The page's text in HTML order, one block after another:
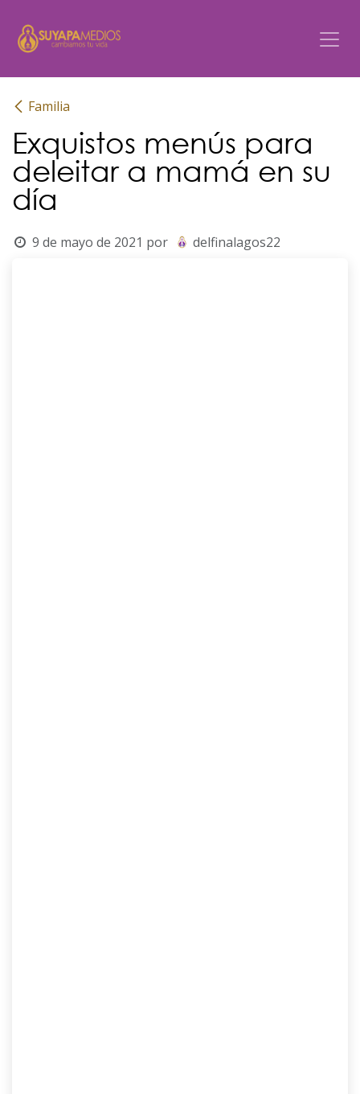
Familia
Exquistos menús para
deleitar a mamá en su
día
9 de mayo de 2021 por delfinalagos22